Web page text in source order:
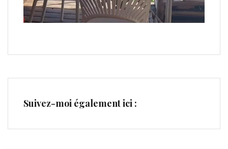
Suivez-moi également ici :